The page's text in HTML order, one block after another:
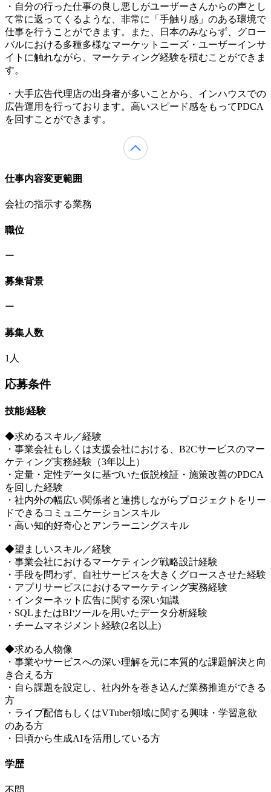
・自分の行った仕事の良し悪しがユーザーさんからの声とし
て常に返ってくるような、非常に「手触り感」のある環境で
仕事を行うことができます。また、日本のみならず、グロー
バルにおける多種多様なマーケットニーズ・ユーザーインサ
イトに触れながら、マーケティング経験を積むことができま
す。
・大手広告代理店の出身者が多いことから、インハウスでの
広告運用を行っております。高いスピード感をもってPDCA
を回すことができます。
仕事内容変更範囲
会社の指示する業務
職位
ー
募集背景
ー
募集人数
1人
応募条件
技能/経験
◆求めるスキル／経験
・事業会社もしくは支援会社における、B2Cサービスのマー
ケティング実務経験（3年以上）
・定量・定性データに基づいた仮説検証・施策改善のPDCA
を回した経験
・社内外の幅広い関係者と連携しながらプロジェクトをリー
ドできるコミュニケーションスキル
・高い知的好奇心とアンラーニングスキル
◆望ましいスキル／経験
・事業会社におけるマーケティング戦略設計経験
・手段を問わず、自社サービスを大きくグロースさせた経験
・アプリサービスにおけるマーケティング実務経験
・インターネット広告に関する深い知識
・SQLまたはBIツールを用いたデータ分析経験
・チームマネジメント経験(2名以上)
◆求める人物像
・事業やサービスへの深い理解を元に本質的な課題解決と向
き合える方
・自ら課題を設定し、社内外を巻き込んだ業務推進ができる
方
・ライブ配信もしくはVTuber領域に関する興味・学習意欲
のある方
・日頃から生成AIを活用している方
学歴
不問